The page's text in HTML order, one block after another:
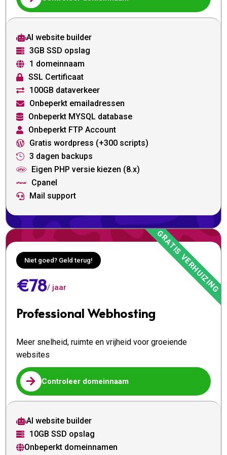
AI website builder
 3GB SSD opslag
 1 domeinnaam
 SSL Certificaat
 100GB dataverkeer
 Onbeperkt emailadressen
 Onbeperkt MYSQL database
 Onbeperkt FTP Account
 Gratis wordpress (+300 scripts)
 3 dagen backups
 Eigen PHP versie kiezen (8.x)
 Cpanel
 Mail support
Niet goed? Geld terug!
€78/ jaar
Professional Webhosting
Meer snelheid, ruimte en vrijheid voor groeiende
websites
 Controleer domeinnaam
AI website builder
 10GB SSD opslag
Onbeperkt domeinnamen